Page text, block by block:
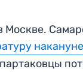
Москве.